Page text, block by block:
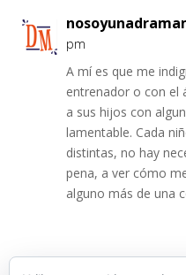
pm
A mí es que me
entrenador o con el
a sus hijos con
lamentable. Cada
distintas, no hay
pena, a ver cómo
alguno más de una